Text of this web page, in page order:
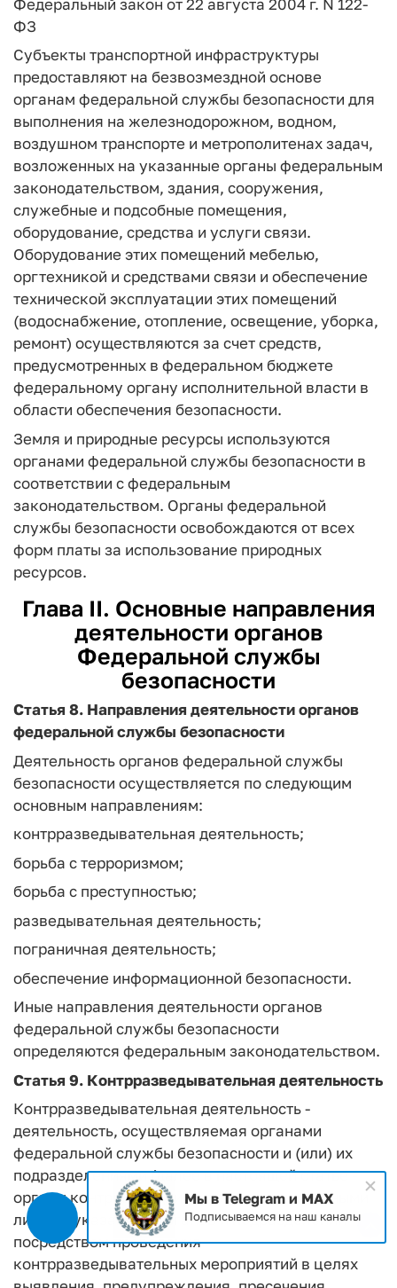
ФЗ
Субъекты транспортной инфраструктуры
предоставляют на безвозмездной основе
органам федеральной службы безопасности для
выполнения на железнодорожном, водном,
воздушном транспорте и метрополитенах задач,
возложенных на указанные органы федеральным
законодательством, здания, сооружения,
служебные и подсобные помещения,
оборудование, средства и услуги связи.
Оборудование этих помещений мебелью,
оргтехникой и средствами связи и обеспечение
технической эксплуатации этих помещений
(водоснабжение, отопление, освещение, уборка,
ремонт) осуществляются за счет средств,
предусмотренных в федеральном бюджете
федеральному органу исполнительной власти в
области обеспечения безопасности.
Земля и природные ресурсы используются
органами федеральной службы безопасности в
соответствии с федеральным
законодательством. Органы федеральной
службы безопасности освобождаются от всех
форм платы за использование природных
ресурсов.
Глава II. Основные направления
деятельности органов
Федеральной службы
безопасности
Статья 8. Направления деятельности органов
федеральной службы безопасности
Деятельность органов федеральной службы
безопасности осуществляется по следующим
основным направлениям:
контрразведывательная деятельность;
борьба с терроризмом;
борьба с преступностью;
разведывательная деятельность;
пограничная деятельность;
обеспечение информационной безопасности.
Иные направления деятельности органов
федеральной службы безопасности
определяются федеральным законодательством.
Статья 9. Контрразведывательная деятельность
Контрразведывательная деятельность -
деятельность, осуществляемая органами
федеральной службы безопасности и (или) их
подразделениями (далее в настоящей статье -
органы контрразведки), а также должностными
лицами указанных органов и подразделений
посредством проведения
контрразведывательных мероприятий в целях
Мы в Telegram и MAX
Подписываемся на наш каналы